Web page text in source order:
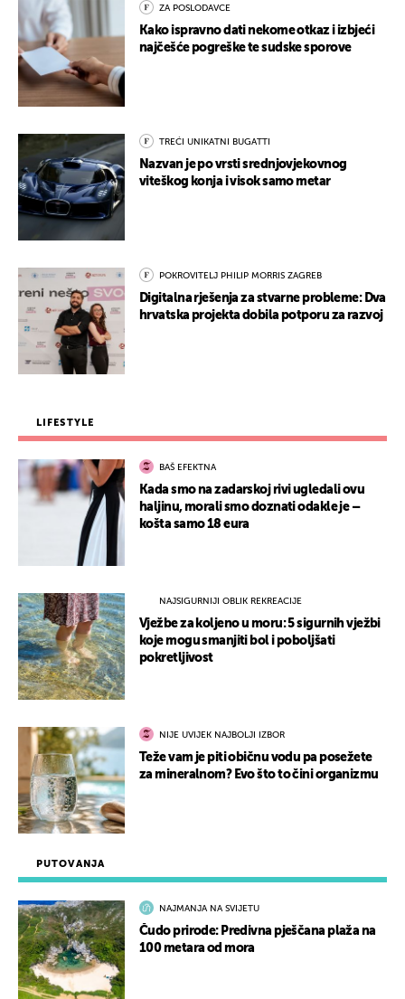
PUTOVANJA
NAJMANJA NA SVIJETU
Čudo prirode: Predivna pješčana plaža na
100 metara od mora
ZA POSLODAVCE
Kako ispravno dati nekome otkaz i izbjeći
najčešće pogreške te sudske sporove
TREĆI UNIKATNI BUGATTI
Nazvan je po vrsti srednjovjekovnog
viteškog konja i visok samo metar
POKROVITELJ PHILIP MORRIS ZAGREB
Digitalna rješenja za stvarne probleme: Dva
hrvatska projekta dobila potporu za razvoj
LIFESTYLE
BAŠ EFEKTNA
Kada smo na zadarskoj rivi ugledali ovu
haljinu, morali smo doznati odakle je –
košta samo 18 eura
NAJSIGURNIJI OBLIK REKREACIJE
Vježbe za koljeno u moru: 5 sigurnih vježbi
koje mogu smanjiti bol i poboljšati
pokretljivost
NIJE UVIJEK NAJBOLJI IZBOR
Teže vam je piti običnu vodu pa posežete
za mineralnom? Evo što to čini organizmu